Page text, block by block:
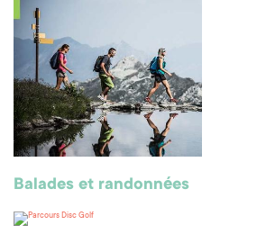
Balades et randonnées